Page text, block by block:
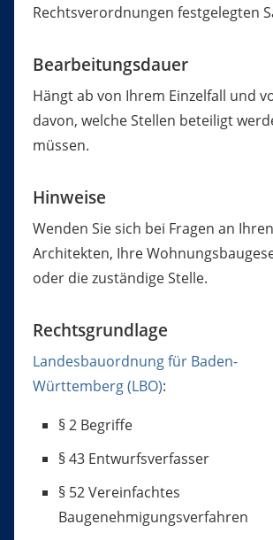
Rechtsverordnungen festgelegten
Bearbeitungsdauer
Hängt ab von Ihrem Einzelfall und
davon, welche Stellen beteiligt
müssen.
Hinweise
Wenden Sie sich bei Fragen an Ihren
Architekten, Ihre
oder die zuständige Stelle.
Rechtsgrundlage
Landesbauordnung für Baden-
Württemberg (LBO):
§ 2 Begriffe
§ 43 Entwurfsverfasser
§ 52 Vereinfachtes
Baugenehmigungsverfahren